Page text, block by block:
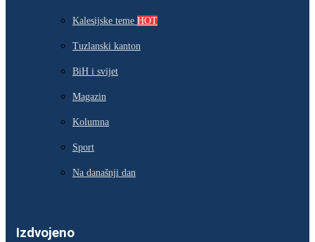
Kalesijske teme HOT
Tuzlanski kanton
BiH i svijet
Magazin
Kolumna
Sport
Na današnji dan
Izdvojeno